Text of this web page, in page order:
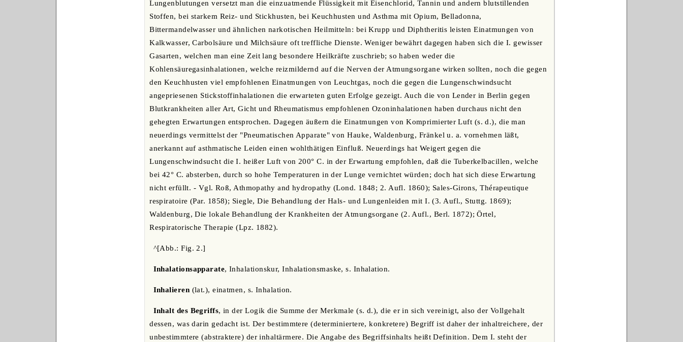
Lungenblutungen versetzt man die einzuatmende Flüssigkeit mit Eisenchlorid, Tannin und andern blutstillenden
Stoffen, bei starkem Reiz- und Stickhusten, bei Keuchhusten und Asthma mit Opium, Belladonna,
Bittermandelwasser und ähnlichen narkotischen Heilmitteln: bei Krupp und Diphtheritis leisten Einatmungen von
Kalkwasser, Carbolsäure und Milchsäure oft treffliche Dienste. Weniger bewährt dagegen haben sich die I. gewisser
Gasarten, welchen man eine Zeit lang besondere Heilkräfte zuschrieb; so haben weder die
Kohlensäuregasinhalationen, welche reizmildernd auf die Nerven der Atmungsorgane wirken sollten, noch die gegen
den Keuchhusten viel empfohlenen Einatmungen von Leuchtgas, noch die gegen die Lungenschwindsucht
angepriesenen Stickstoffinhalationen die erwarteten guten Erfolge gezeigt. Auch die von Lender in Berlin gegen
Blutkrankheiten aller Art, Gicht und Rheumatismus empfohlenen Ozoninhalationen haben durchaus nicht den
gehegten Erwartungen entsprochen. Dagegen äußern die Einatmungen von Komprimierter Luft (s. d.), die man
neuerdings vermittelst der "Pneumatischen Apparate" von Hauke, Waldenburg, Fränkel u. a. vornehmen läßt,
anerkannt auf asthmatische Leiden einen wohlthätigen Einfluß. Neuerdings hat Weigert gegen die
Lungenschwindsucht die I. heißer Luft von 200° C. in der Erwartung empfohlen, daß die Tuberkelbacillen, welche
bei 42° C. absterben, durch so hohe Temperaturen in der Lunge vernichtet würden; doch hat sich diese Erwartung
nicht erfüllt. - Vgl. Roß, Athmopathy and hydropathy (Lond. 1848; 2. Aufl. 1860); Sales-Girons, Thérapeutique
respiratoire (Par. 1858); Siegle, Die Behandlung der Hals- und Lungenleiden mit I. (3. Aufl., Stuttg. 1869);
Waldenburg, Die lokale Behandlung der Krankheiten der Atmungsorgane (2. Aufl., Berl. 1872); Örtel,
Respiratorische Therapie (Lpz. 1882).
^[Abb.: Fig. 2.]
Inhalationsapparate, Inhalationskur, Inhalationsmaske, s. Inhalation.
Inhalieren (lat.), einatmen, s. Inhalation.
Inhalt des Begriffs, in der Logik die Summe der Merkmale (s. d.), die er in sich vereinigt, also der Vollgehalt
dessen, was darin gedacht ist. Der bestimmtere (determiniertere, konkretere) Begriff ist daher der inhaltreichere, der
unbestimmtere (abstraktere) der inhaltärmere. Die Angabe des Begriffsinhalts heißt Definition. Dem I. steht der